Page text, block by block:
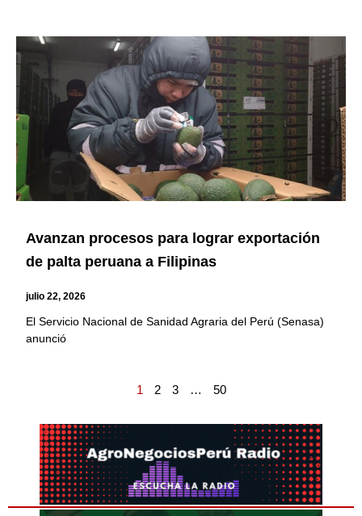
Avanzan procesos para lograr exportación
de palta peruana a Filipinas
julio 22, 2026
El Servicio Nacional de Sanidad Agraria del Perú (Senasa)
anunció
1 2 3 … 50